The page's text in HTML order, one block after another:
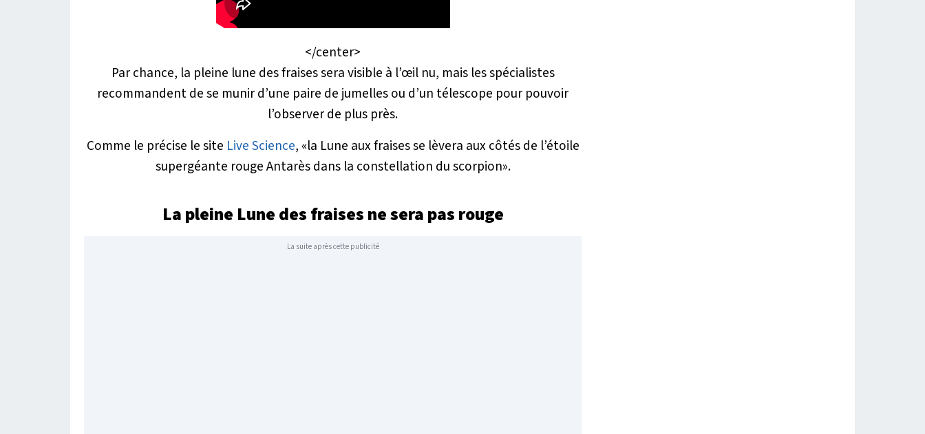
</center>
Par chance, la pleine lune des fraises sera visible à l’œil nu, mais les spécialistes
recommandent de se munir d’une paire de jumelles ou d’un télescope pour pouvoir
l’observer de plus près.
Comme le précise le site Live Science, «la Lune aux fraises se lèvera aux côtés de l’étoile
supergéante rouge Antarès dans la constellation du scorpion».
La pleine Lune des fraises ne sera pas rouge
La suite après cette publicité